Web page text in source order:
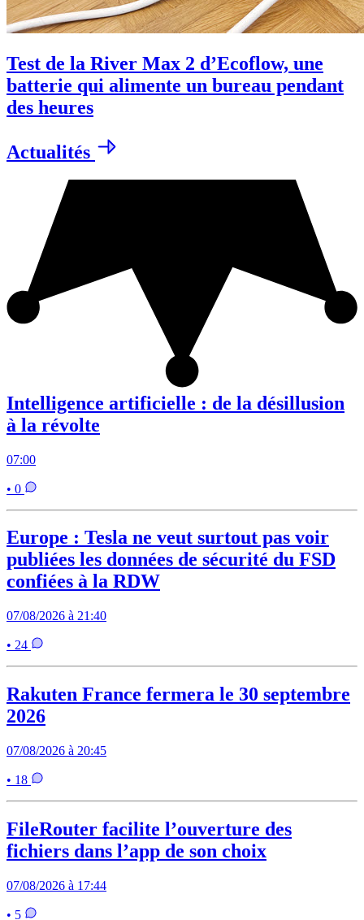
Test de la River Max 2 d’Ecoflow, une
batterie qui alimente un bureau pendant
des heures
Actualités
Intelligence artificielle : de la désillusion
à la révolte
07:00
• 0
Europe : Tesla ne veut surtout pas voir
publiées les données de sécurité du FSD
confiées à la RDW
07/08/2026 à 21:40
• 24
Rakuten France fermera le 30 septembre
2026
07/08/2026 à 20:45
• 18
FileRouter facilite l’ouverture des
fichiers dans l’app de son choix
07/08/2026 à 17:44
• 5